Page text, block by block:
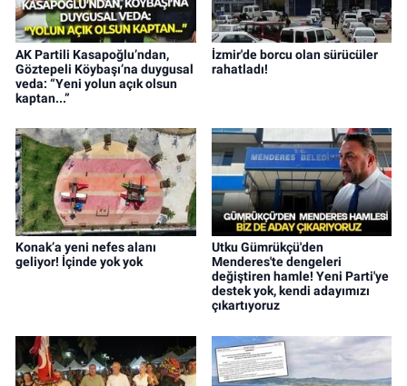
AK Partili Kasapoğlu’ndan,
Göztepeli Köybaşı’na duygusal
veda: “Yeni yolun açık olsun
kaptan...”
İzmir'de borcu olan sürücüler
rahatladı!
Konak’a yeni nefes alanı
geliyor! İçinde yok yok
Utku Gümrükçü'den
Menderes'te dengeleri
değiştiren hamle! Yeni Parti'ye
destek yok, kendi adayımızı
çıkartıyoruz